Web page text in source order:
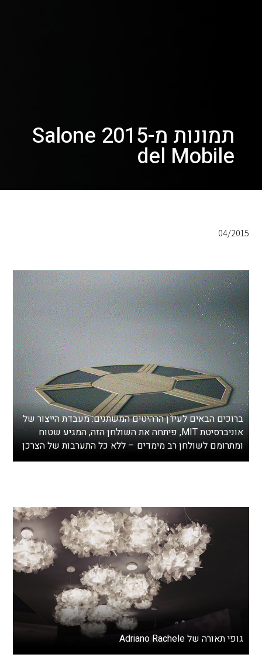
תמונות מ-2015 Salone
del Mobile
04/2015
ברוכים הבאים לעידן הרהיטים המשתנים: מעבדת הייצור של
אוניברסיטת MIT, פיתחה את השולחן הזה, המגיע שטוח
ומתרומם לשולחן רב מימדים – ללא כל התערבות של הצרכן
גופי תאורה של Adriano Rachele